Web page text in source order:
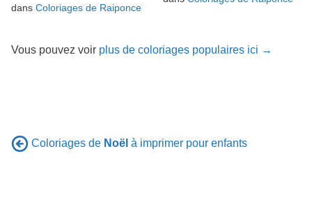
dans Coloriages de Raiponce
Vous pouvez voir plus de coloriages populaires ici →
Coloriages de Noël à imprimer pour enfants